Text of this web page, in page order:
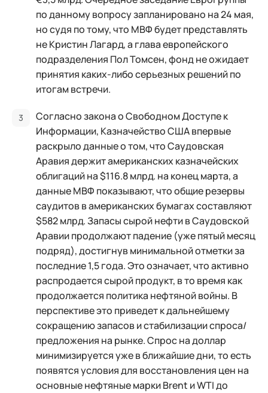
по данному вопросу запланировано на 24 мая,
но судя по тому, что МВФ будет представлять
не Кристин Лагард, а глава европейского
подразделения Пол Томсен, фонд не ожидает
принятия каких-либо серьезных решений по
итогам встречи.
Согласно закона о Свободном Доступе к
Информации, Казначейство США впервые
раскрыло данные о том, что Саудовская
Аравия держит американских казначейских
облигаций на $116.8 млрд. на конец марта, а
данные МВФ показывают, что общие резервы
саудитов в американских бумагах составляют
$582 млрд. Запасы сырой нефти в Саудовской
Аравии продолжают падение (уже пятый месяц
подряд), достигнув минимальной отметки за
последние 1,5 года. Это означает, что активно
распродается сырой продукт, в то время как
продолжается политика нефтяной войны. В
перспективе это приведет к дальнейшему
сокращению запасов и стабилизации спроса/
предложения на рынке. Спрос на доллар
минимизируется уже в ближайшие дни, то есть
появятся условия для восстановления цен на
основные нефтяные марки Brent и WTI до